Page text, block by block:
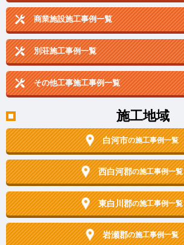
商業施設施工事例一覧
別荘施工事例一覧
その他工事施工事例一覧
施工地域
白河市の施工事例一覧
西白河郡の施工事例一覧
東白川郡の施工事例一覧
岩瀬郡の施工事例一覧